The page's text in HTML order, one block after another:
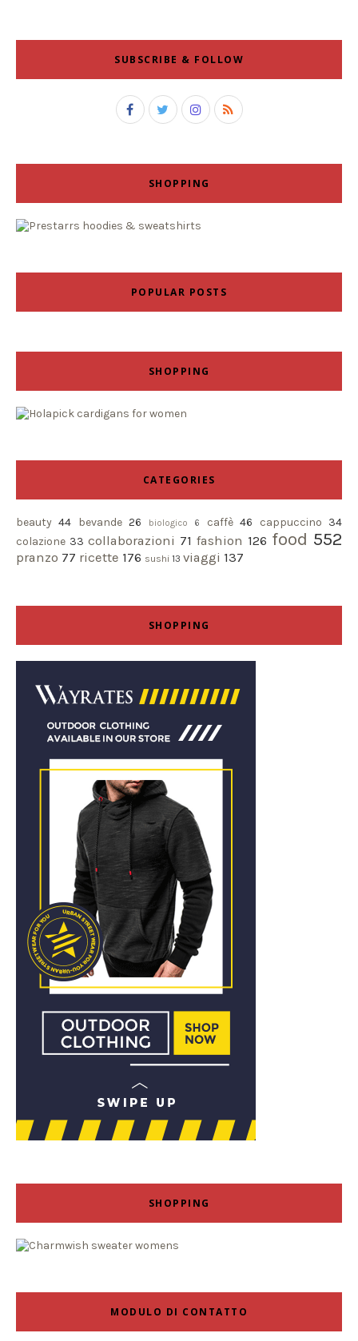
SUBSCRIBE & FOLLOW
SHOPPING
POPULAR POSTS
SHOPPING
CATEGORIES
beauty 44 bevande 26 biologico 6 caffè 46 cappuccino 34
colazione 33 collaborazioni 71 fashion 126 food 552
pranzo 77 ricette 176 sushi 13 viaggi 137
SHOPPING
SHOPPING
MODULO DI CONTATTO